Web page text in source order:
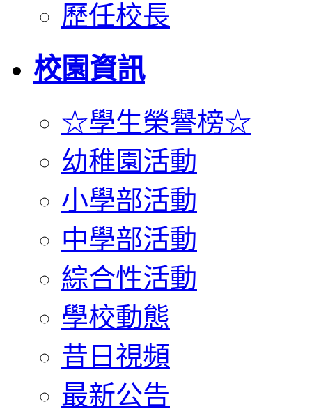
歷任校長
校園資訊
☆學生榮譽榜☆
幼稚園活動
小學部活動
中學部活動
綜合性活動
學校動態
昔日視頻
最新公告